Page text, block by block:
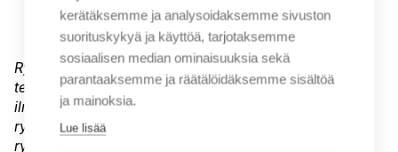
Ryhmähintaan sisällytettävät ilmoittautumiset tulee
tehdä ryhmän ilmoittajan kautta – muutoin
ilmoittautumisia ei voida hyväksyä osaksi
ryhmälaskua. Ryhmähinta edellyttää, että kaikille
ryhmään kuuluville henkilöille on ilmoitettu yhtenäiset
kerätäksemme ja analysoidaksemme sivuston
suorituskykyä ja käyttöä, tarjotaksemme
sosiaalisen median ominaisuuksia sekä
parantaaksemme ja räätälöidäksemme sisältöä
ja mainoksia.
Lue lisää